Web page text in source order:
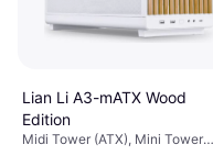
Lian Li A3-mATX Wood
Edition
Midi Tower (ATX), Mini Tower